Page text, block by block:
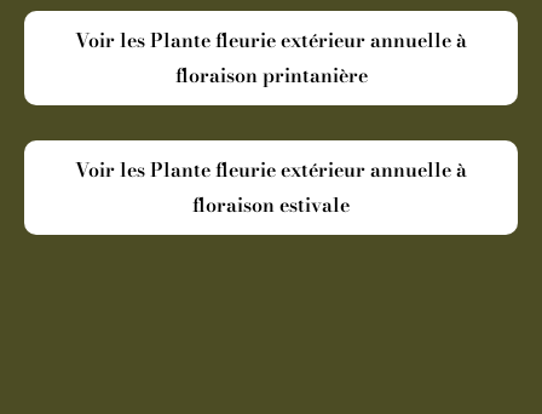
Voir les Plante fleurie extérieur annuelle à
floraison printanière
Voir les Plante fleurie extérieur annuelle à
floraison estivale